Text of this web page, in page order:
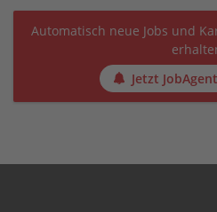
Automatisch neue Jobs und
Jetzt